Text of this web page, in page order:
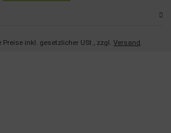
Preise inkl. gesetzlicher USt., zzgl. Versand